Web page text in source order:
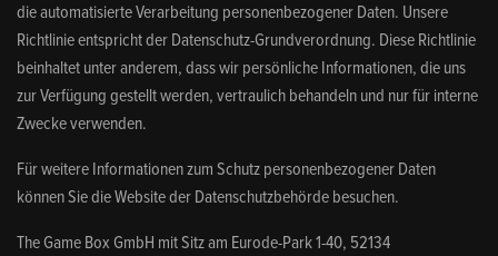
die automatisierte Verarbeitung personenbezogener Daten. Unsere
Richtlinie entspricht der Datenschutz-Grundverordnung. Diese Richtlinie
beinhaltet unter anderem, dass wir persönliche Informationen, die uns
zur Verfügung gestellt werden, vertraulich behandeln und nur für interne
Zwecke verwenden.
Für weitere Informationen zum Schutz personenbezogener Daten
können Sie die Website der Datenschutzbehörde besuchen.
The Game Box GmbH mit Sitz am Eurode-Park 1-40, 52134